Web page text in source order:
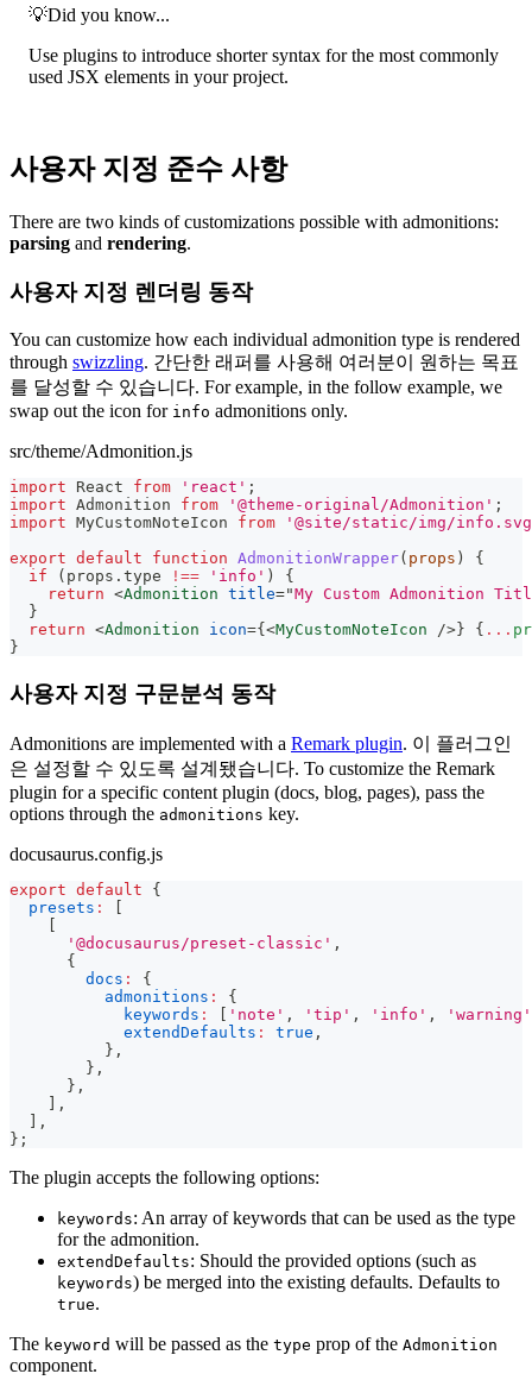
💡Did you know...
Use plugins to introduce shorter syntax for the most commonly
used JSX elements in your project.
사용자 지정 준수 사항
There are two kinds of customizations possible with admonitions:
parsing and rendering.
사용자 지정 렌더링 동작
You can customize how each individual admonition type is rendered
through swizzling. 간단한 래퍼를 사용해 여러분이 원하는 목표
를 달성할 수 있습니다. For example, in the follow example, we
swap out the icon for info admonitions only.
src/theme/Admonition.js
import React from 'react' ;
import Admonition from '@theme-original/Admonition' ;
import MyCustomNoteIcon from
'@site/static/img/
export default function AdmonitionWrapper( props )
{
if
( props . type !== 'info' )
{
return <Admonition title="My Custom Admonition
}
return <Admonition icon={ <MyCustomNoteIcon /> } { ...
}
사용자 지정 구문분석 동작
Admonitions are implemented with a Remark plugin. 이 플러그인
은 설정할 수 있도록 설계됐습니다. To customize the Remark
plugin for a specific content plugin (docs, blog, pages), pass the
options through the admonitions key.
docusaurus.config.js
export default
{
presets :
'@docusaurus/preset-classic' ,
{
docs :
{
admonitions :
{
keywords : 'note' , 'tip' , 'info' ,
'warning'
extendDefaults : true ,
} ,
} ,
} ,
,
,
} ;
The plugin accepts the following options:
keywords: An array of keywords that can be used as the type
for the admonition.
extendDefaults: Should the provided options (such as
keywords) be merged into the existing defaults. Defaults to
true.
The keyword will be passed as the type prop of the Admonition
component.